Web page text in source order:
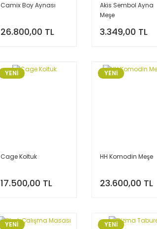
Camix Boy Aynası
26.800,00 TL
Akis Sembol Ayna
Meşe
3.349,00 TL
YENİ
Cage Koltuk
17.500,00 TL
YENİ
HH Komodin Meşe
23.600,00 TL
YENİ YENİ